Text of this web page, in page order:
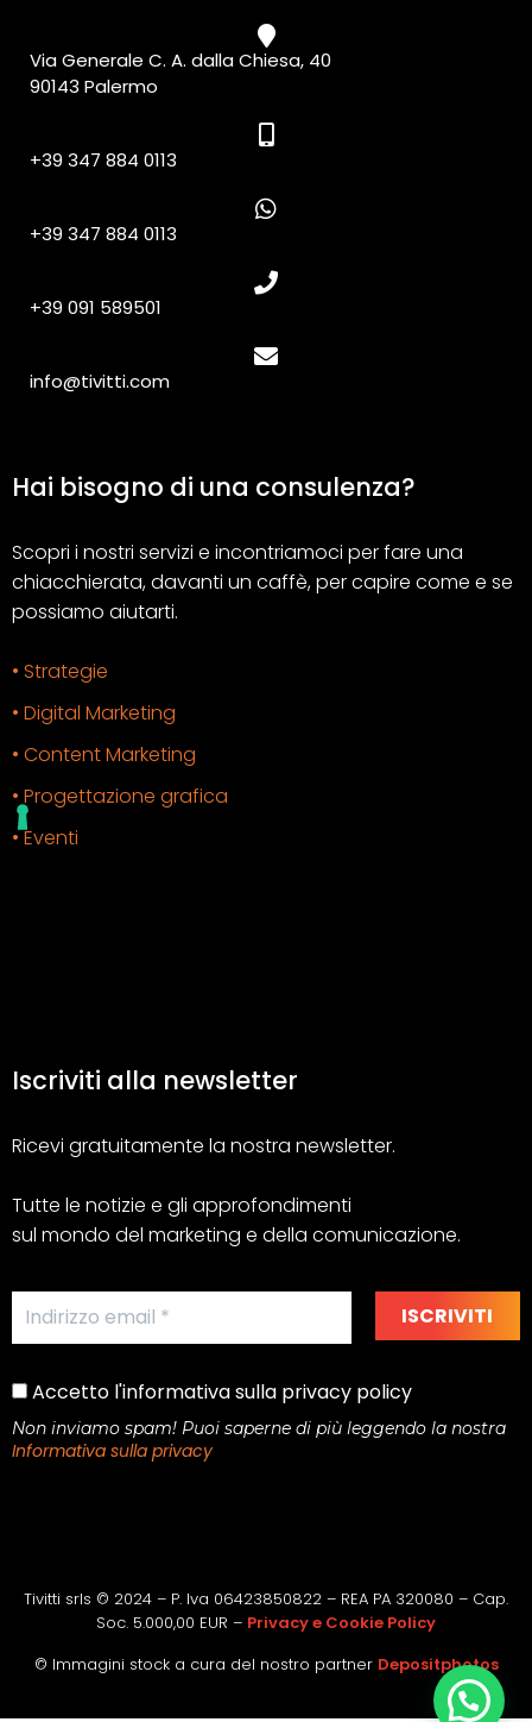
Via Generale C. A. dalla Chiesa, 40
90143 Palermo
+39 347 884 0113
+39 347 884 0113
+39 091 589501
info@tivitti.com
Hai bisogno di una consulenza?
Scopri i nostri servizi e incontriamoci per fare una
chiacchierata, davanti un caffè, per capire come e se
possiamo aiutarti.
• Strategie
• Digital Marketing
• Content Marketing
• Progettazione grafica
• Eventi
Iscriviti alla newsletter
Ricevi gratuitamente la nostra newsletter.
Tutte le notizie e gli approfondimenti
sul mondo del marketing e della comunicazione.
Accetto l'informativa sulla privacy policy
Non inviamo spam! Puoi saperne di più leggendo la nostra
Informativa sulla privacy
Tivitti srls © 2024 – P. Iva 06423850822 – REA PA 320080 – Cap.
Soc. 5.000,00 EUR – Privacy e Cookie Policy
© Immagini stock a cura del nostro partner Depositphotos